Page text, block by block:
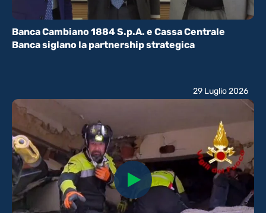
Banca Cambiano 1884 S.p.A. e Cassa Centrale
Banca siglano la partnership strategica
29 Luglio 2026